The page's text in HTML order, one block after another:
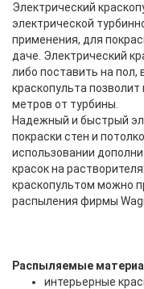
Электрический
электрической
применения, для
даче. Электрический
либо поставить на
краскопульта
метров от турбины.
Надежный и быстрый
покраски стен и
использовании
красок на
краскопультом можно
распыления фирмы
Распыляемые
интерьерные